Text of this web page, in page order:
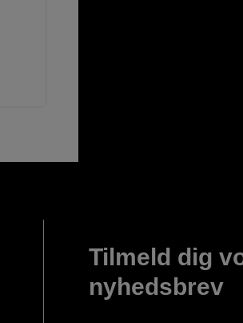
Tilmeld dig
nyhedsbrev